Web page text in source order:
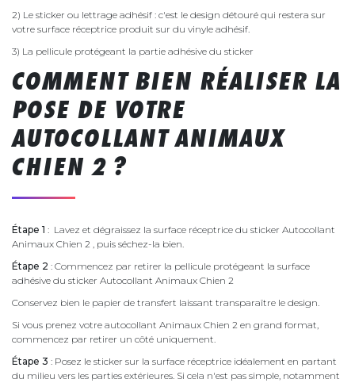
2) Le sticker ou lettrage adhésif : c'est le design détouré qui restera sur
votre surface réceptrice produit sur du vinyle adhésif.
3) La pellicule protégeant la partie adhésive du sticker
COMMENT BIEN RÉALISER LA
POSE DE VOTRE
AUTOCOLLANT ANIMAUX
CHIEN 2 ?
Étape 1 : Lavez et dégraissez la surface réceptrice du sticker Autocollant
Animaux Chien 2 , puis séchez-la bien.
Étape 2 : Commencez par retirer la pellicule protégeant la surface
adhésive du sticker Autocollant Animaux Chien 2
Conservez bien le papier de transfert laissant transparaître le design.
Si vous prenez votre autocollant Animaux Chien 2 en grand format,
commencez par retirer un côté uniquement.
Étape 3 : Posez le sticker sur la surface réceptrice idéalement en partant
du milieu vers les parties extérieures. Si cela n'est pas simple, notamment